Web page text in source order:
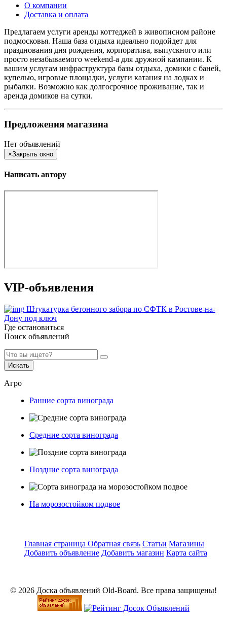
О компании
Доставка и оплата
Предлагаем услуги аренды коттеджей в живописном районе
подмосковья. Наша база отдыха идеально подойдет для
празднования дня рождения, корпоратива, выпускного или
просто незабываемого weekend-а для дружной кампании. К
вашим услугам инфраструктура базы отдыха, домики с баней,
купелью, игровые площадки, услуги катания на лодках и
рыбалки. Возможно как долгосрочное проживание, так и
аренда домиков на сутки.
Предложения магазина
Нет объявлений
×Закрыть окно
Написать автору
VIP-объявления
Штукатурка бетонного забора по СФТК в Ростове-на-
Дону под ключ
Где остановиться
Поиск объявлений
Искать
Агро
Ранние сорта винограда
Средние сорта винограда
Поздние сорта винограда
На морозостойком подвое
Главная страница Обратная связь Статьи Магазины
Добавить объявление Добавить магазин Карта сайта
© 2026 Доска объявлений Old-Board. Все права защищены!